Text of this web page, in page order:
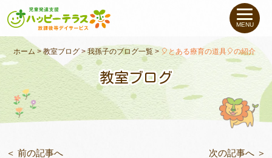
私たちについて
未就学のお子さま（０〜６才）
小学生〜高校生のお子さま
支援事例
MENU
ホーム >教室ブログ>我孫子のブログ一覧 >🎈とある療育の道具🎈の紹介
教室ブログ
＜ 前の記事へ 次の記事へ ＞